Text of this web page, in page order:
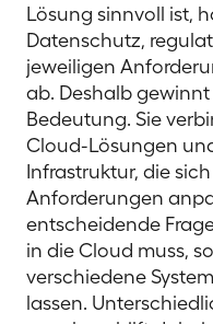
Lösung sinnvoll ist,
Datenschutz,
jeweiligen
ab. Deshalb
Bedeutung. Sie
Cloud-Lösungen
Infrastruktur, die
Anforderungen
entscheidende
in die Cloud muss,
verschiedene
lassen.